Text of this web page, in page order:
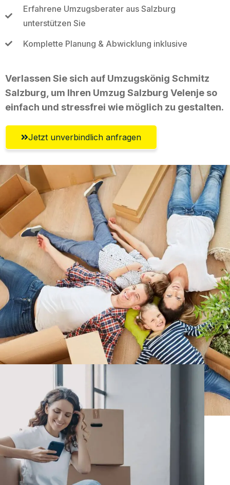
Erfahrene Umzugsberater aus Salzburg
unterstützen Sie
Komplette Planung & Abwicklung inklusive
Verlassen Sie sich auf Umzugskönig Schmitz
Salzburg, um Ihren Umzug Salzburg Velenje so
einfach und stressfrei wie möglich zu gestalten.
Jetzt unverbindlich anfragen